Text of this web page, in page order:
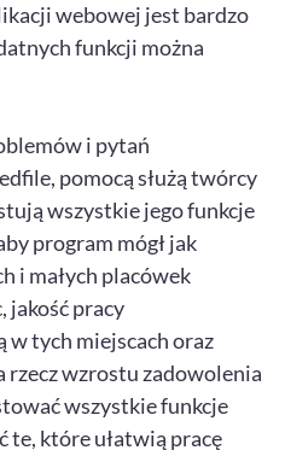
webowej jest bardzo
funkcji można
i pytań
pomocą służą twórcy
wszystkie jego funkcje
program mógł jak
i małych placówek
jakość pracy
w tych miejscach oraz
rzecz wzrostu zadowolenia
wszystkie funkcje
te, które ułatwią pracę